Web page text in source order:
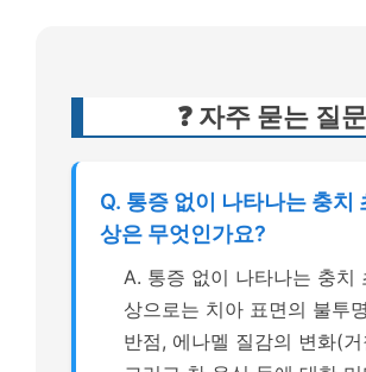
❓ 자주 묻는 질문
Q. 통증 없이 나타나는 충치
상은 무엇인가요?
A. 통증 없이 나타나는 충치
상으로는 치아 표면의 불투
반점, 에나멜 질감의 변화(